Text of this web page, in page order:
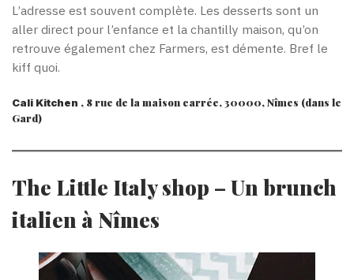
L’adresse est souvent complète. Les desserts sont un
aller direct pour l’enfance et la chantilly maison, qu’on
retrouve également chez Farmers, est démente. Bref le
kiff quoi.
Cali Kitchen , 8 rue de la maison carrée, 30000, Nîmes (dans le
Gard)
The Little Italy shop – Un brunch
italien à Nîmes